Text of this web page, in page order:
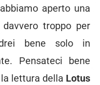
aperto una
troppo per
bene solo in
Pensateci bene
lettura della Lotus